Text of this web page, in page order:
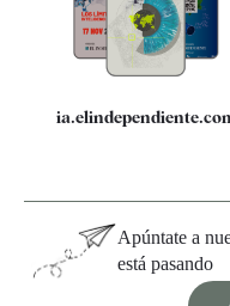
Especificaciones
Apúntate a
está pasando